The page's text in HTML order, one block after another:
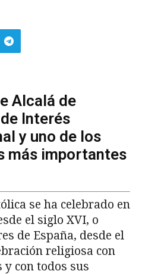
Alcalá de
Interés
y uno de los
más importantes
se ha celebrado en
el siglo XVI, o
de España, desde el
religiosa con
y con todos sus